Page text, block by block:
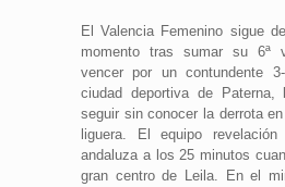
El Valencia Femenino sigue
momento tras sumar su 6ª
vencer por un contundente
ciudad deportiva de
seguir sin conocer la derrota
liguera. El equipo
andaluza a los 25 minutos
gran centro de Leila. En el